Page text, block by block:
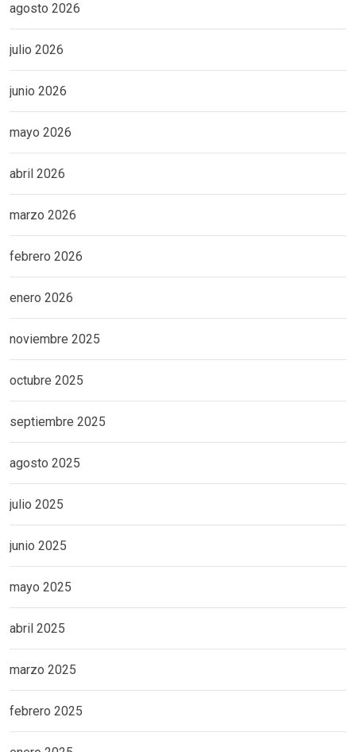
agosto 2026
julio 2026
junio 2026
mayo 2026
abril 2026
marzo 2026
febrero 2026
enero 2026
noviembre 2025
octubre 2025
septiembre 2025
agosto 2025
julio 2025
junio 2025
mayo 2025
abril 2025
marzo 2025
febrero 2025